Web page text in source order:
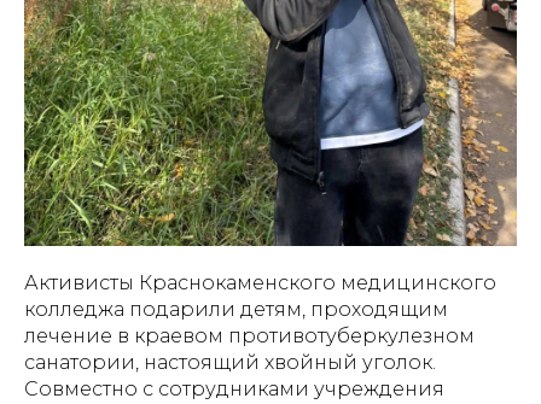
Активисты Краснокаменского медицинского
колледжа подарили детям, проходящим
лечение в краевом противотуберкулезном
санатории, настоящий хвойный уголок.
Совместно с сотрудниками учреждения